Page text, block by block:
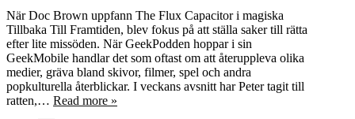
När Doc Brown uppfann The Flux Capacitor i magiska
Tillbaka Till Framtiden, blev fokus på att ställa saker till rätta
efter lite missöden. När GeekPodden hoppar i sin
GeekMobile handlar det som oftast om att återuppleva olika
medier, gräva bland skivor, filmer, spel och andra
popkulturella återblickar. I veckans avsnitt har Peter tagit till
ratten,… Read more »